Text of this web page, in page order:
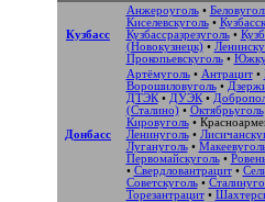
Кузбасс
Анжероуголь•
Киселевскуголь•
Кузбассразрезуголь•
(Новокузнецк)•
Прокопьевскуголь•
Донбасс
Артёмуголь• Антрацит•
Ворошиловуголь•
ДТЭК• ДУЭК•
(Сталино)• Октябрьуголь
Кировуголь•
Ленинуголь•
Лугануголь•
Первомайскуголь•
• Свердловантрацит•
Советскуголь•
Торезантрацит•